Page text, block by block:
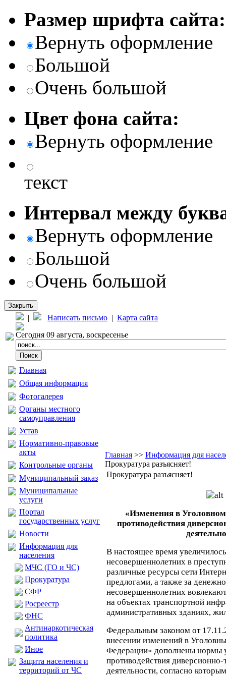
Размер шрифта сайта:
Вернуть оформление
Большой
Очень большой
Цвет фона сайта:
Вернуть оформление
текст
Интервал между
Вернуть оформление
Большой
Очень большой
Закрыть
| Написать письмо | Карта сайта
Сегодня 09 августа, воскресенье
Главная
Общая информация
Фотогалерея
Органы местного
самоуправления
Устав
Нормативно-правовые
акты
Контрольные органы
Муниципальный заказ
Муниципальные
услуги
Портал
государственных услуг
Новости
Информация для
населения
МЧС (ГО и ЧС)
Прокуратура
CФР
Росреестр
ФНС
Антинаркотическая
политика
Иное
Защита населения и
территорий от ЧС
Главная >> Информация для
Прокуратура разъясняет!
Прокуратура разъясняет!
«Изменения в
противодействия
В настоящее время
несовершеннолетних в
различные ресурсы сети
предлогами, а также за
несовершеннолетних
на объектах транспортной
административных зданиях,
Федеральным законом от
внесении изменений в
Федерации» дополнены нормы
противодействия диверсионно-
деятельности, согласно